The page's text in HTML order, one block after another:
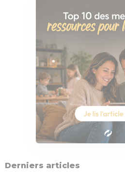
Derniers articles